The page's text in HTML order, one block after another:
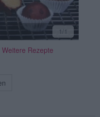
1/1
Weitere Rezepte